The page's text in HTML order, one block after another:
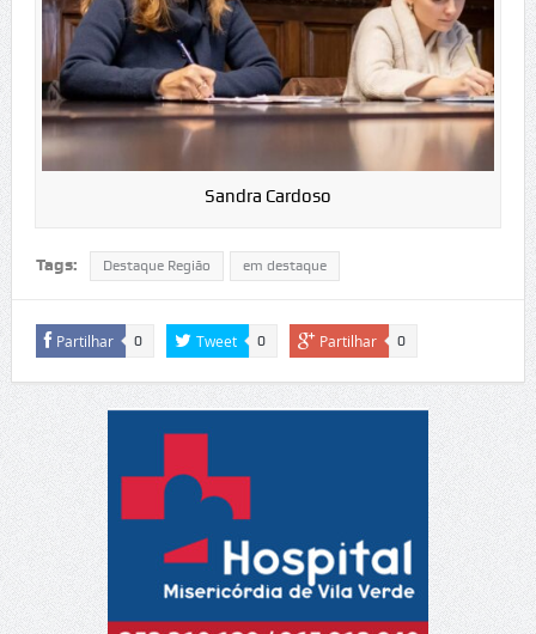
Sandra Cardoso
Tags: Destaque Região em destaque
Partilhar 0 Tweet 0 Partilhar 0